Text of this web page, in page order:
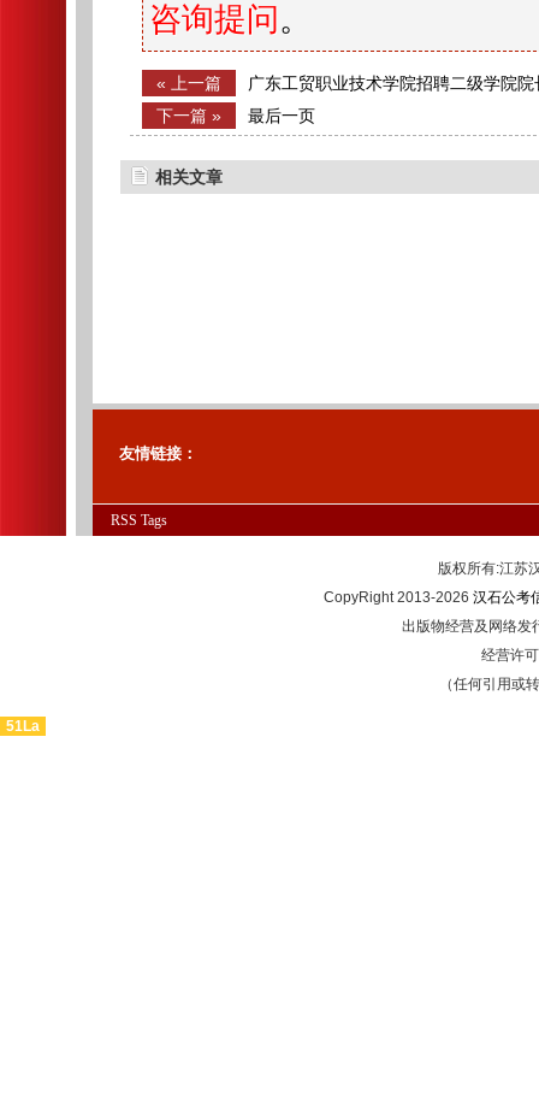
咨询提问 。
« 上一篇
广东工贸职业技术学院招聘二级学院
下一篇 »
最后一页
相关文章
友情链接：
RSS Tags
版权所有:江
CopyRight 2013-2026 汉石公考
出版物经营及网络发
经营许
（任何引用或
51La